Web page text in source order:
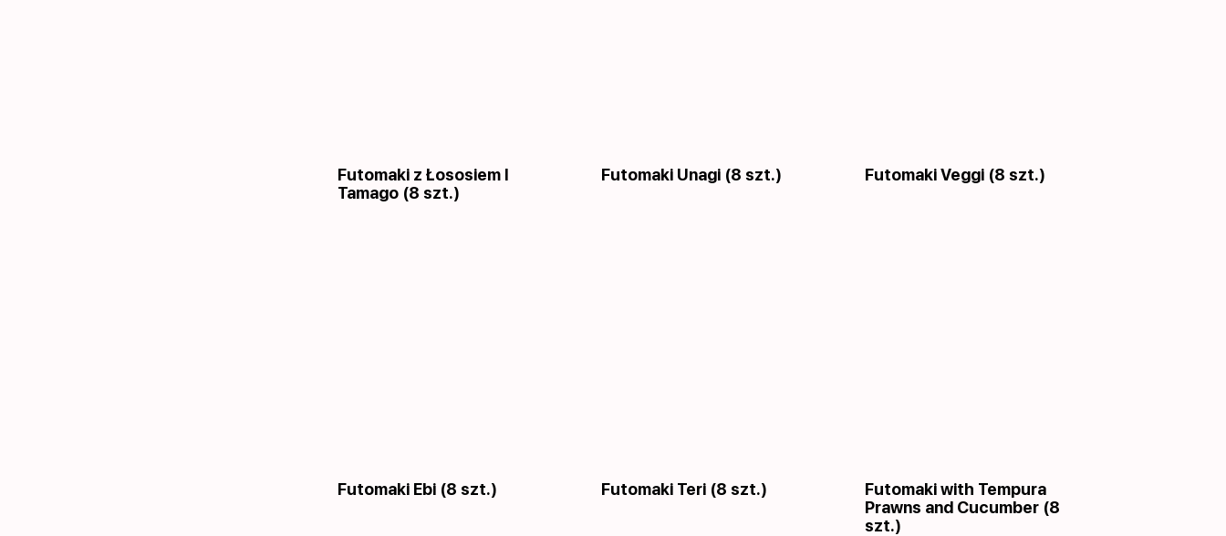
Futomaki z Łososiem I
Tamago (8 szt.)
Futomaki Unagi (8 szt.) Futomaki Veggi (8 szt.)
Futomaki Ebi (8 szt.) Futomaki Teri (8 szt.)
Futomaki with Tempura
Prawns and Cucumber (8
szt.)